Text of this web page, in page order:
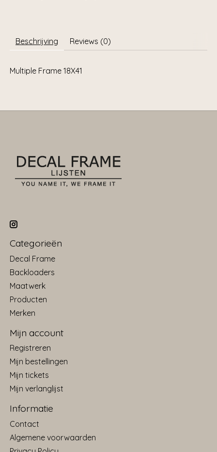
Beschrijving Reviews (0)
Multiple Frame 18X41
Categorieën
Decal Frame
Backloaders
Maatwerk
Producten
Merken
Mijn account
Registreren
Mijn bestellingen
Mijn tickets
Mijn verlanglijst
Informatie
Contact
Algemene voorwaarden